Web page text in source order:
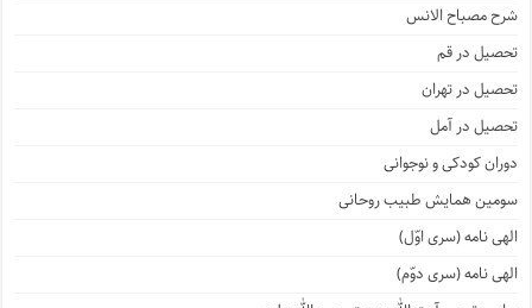
شرح مصباح الانس
تحصیل در قم
تحصیل در تهران
تحصیل در آمل
دوران کودکی و نوجوانی
سومین همایش طبیب روحانی
الهی نامه (سری اوّل)
الهی نامه (سری دوّم)